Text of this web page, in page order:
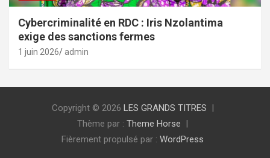
Cybercriminalité en RDC : Iris Nzolantima
exige des sanctions fermes
1 juin 2026 admin
Copyright © 2026 LES GRANDS TITRES
Thème par : Theme Horse
Fièrement propulsé par : WordPress